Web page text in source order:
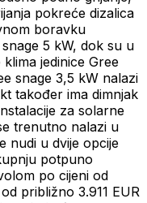
pokreće dizalica
boravku
5 kW, dok su u
jedinice Gree
snage 3,5 kW nalazi
također ima dimnjak
za solarne
trenutno nalazi u
nudi u dvije opcije
potpuno
po cijeni od
približno 3.911 EUR